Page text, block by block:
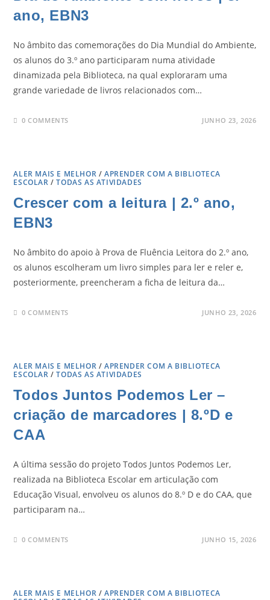
ano, EBN3
No âmbito das comemorações do Dia Mundial do Ambiente,
os alunos do 3.º ano participaram numa atividade
dinamizada pela Biblioteca, na qual exploraram uma
grande variedade de livros relacionados com…
0 COMMENTS JUNHO 23, 2026
ALER MAIS E MELHOR /APRENDER COM A BIBLIOTECA
ESCOLAR /TODAS AS ATIVIDADES
Crescer com a leitura | 2.º ano,
EBN3
No âmbito do apoio à Prova de Fluência Leitora do 2.º ano,
os alunos escolheram um livro simples para ler e reler e,
posteriormente, preencheram a ficha de leitura da…
0 COMMENTS JUNHO 23, 2026
ALER MAIS E MELHOR /APRENDER COM A BIBLIOTECA
ESCOLAR /TODAS AS ATIVIDADES
Todos Juntos Podemos Ler –
criação de marcadores | 8.ºD e
CAA
A última sessão do projeto Todos Juntos Podemos Ler,
realizada na Biblioteca Escolar em articulação com
Educação Visual, envolveu os alunos do 8.º D e do CAA, que
participaram na…
0 COMMENTS JUNHO 15, 2026
ALER MAIS E MELHOR /APRENDER COM A BIBLIOTECA